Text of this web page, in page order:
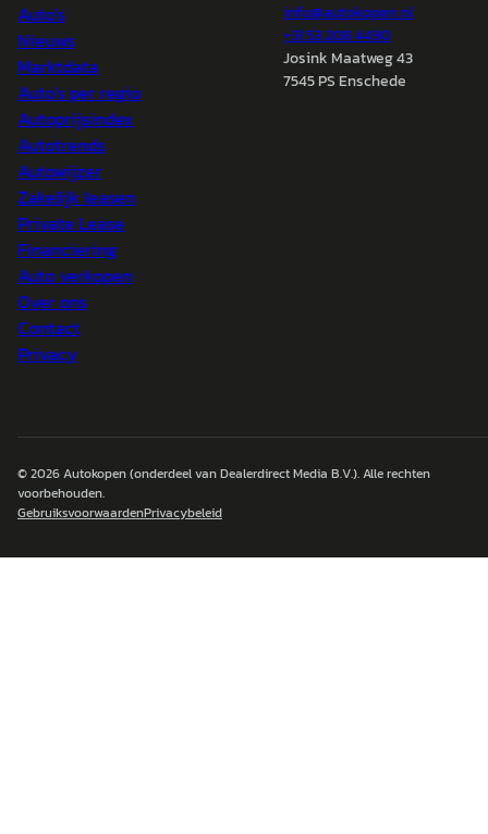
Auto's
Nieuws
Marktdata
Auto's per regio
Autoprijsindex
Autotrends
Autowijzer
Zakelijk leasen
Private Lease
Financiering
Auto verkopen
Over ons
Contact
Privacy
info@autokopen.nl
+31 53 208 4490
Josink Maatweg 43
7545 PS Enschede
© 2026Autokopen(onderdeel van Dealerdirect Media B.V.). Alle rechten
voorbehouden.
GebruiksvoorwaardenPrivacybeleid